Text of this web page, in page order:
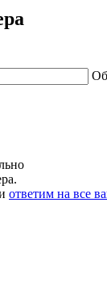
ответим на все